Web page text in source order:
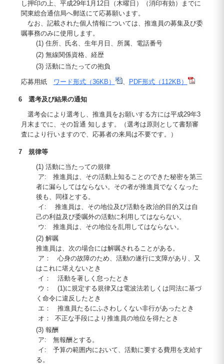
し押印の上、平成29年1月12日（木曜日）（消印有効）までに
関東総合通信局へ郵送にて応募願います。
なお、記載された個人情報については、推進員の募集及び委
嘱事務のみに使用します。
(1) 住所、氏名、生年月日、所属、電話番号
(2) 無線関係資格、経歴
(3) 活動に当たっての抱負
応募用紙 ワード形式（36KB） 、 PDF形式（112KB）
6 選考及び結果の通知
選考会により選考し、推進員をお願いする方には平成29年3
月末までに、その旨通 知します。（選考は原則として書類審
査により行いますので、応募者の来局は不要です。）
7 規律等
(1) 活動に当たっての規律
ア: 推進員は、その活動上知ることのできた秘密を第三
者に漏らしてはならない。その者が推進員でなくなった
後も、同様とする。
イ: 推進員は、その地位及び活動を政治的目的又は自
己の利益及び委嘱外の活動に利用してはならない。
ウ: 推進員は、その地位を乱用してはならない。
(2) 解嘱
推進員は、次の場合には解嘱されることがある。
ア： 心身の故障のため、活動の遂行に支障があり、又
はこれに堪えないとき
イ： 活動を著しく怠ったとき
ウ： (1)に規定する規律又は電波法若しくは同法に基づ
く命令に違反したとき
エ： 推進員たるにふさわしくない非行があったとき
オ： 不正な手段により推進員の地位を得たとき
(3) 報酬
ア: 無報酬とする。
イ: 予算の範囲内において、活動に要する費用を支給す
る。